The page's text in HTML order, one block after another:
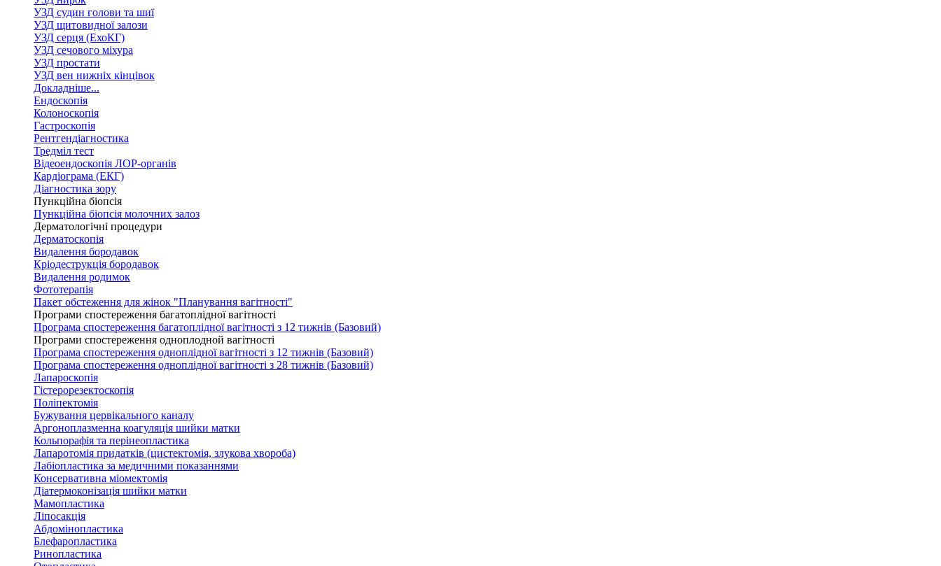
УЗД судин голови та шиї
УЗД щитовидної залози
УЗД серця (ЕхоКГ)
УЗД сечового міхура
УЗД простати
УЗД вен нижніх кінцівок
Докладніше...
Ендоскопія
Колоноскопія
Гастроскопія
Рентгендіагностика
Тредміл тест
Відеоендоскопія ЛОР-органів
Кардіограма (ЕКГ)
Діагностика зору
Пункційна біопсія
Пункційна біопсія молочних залоз
Дерматологічні процедури
Дерматоскопія
Видалення бородавок
Кріодеструкція бородавок
Видалення родимок
Фототерапія
Пакет обстеження для жінок "Планування вагітності"
Програми спостереження багатоплідної вагітності
Програма спостереження багатоплідної вагітності з 12 тижнів (Базовий)
Програми спостереження одноплодной вагітності
Програма спостереження одноплідної вагітності з 12 тижнів (Базовий)
Програма спостереження одноплідної вагітності з 28 тижнів (Базовий)
Лапароскопія
Гістерорезектоскопія
Поліпектомія
Бужування цервікального каналу
Аргоноплазменна коагуляція шийки матки
Кольпорафія та перінеопластика
Лапаротомія придатків (цистектомія, злукова хвороба)
Лабіопластика за медичними показаннями
Консервативна міомектомія
Діатермоконізація шийки матки
Мамопластика
Ліпосакція
Абдомінопластика
Блефаропластика
Ринопластика